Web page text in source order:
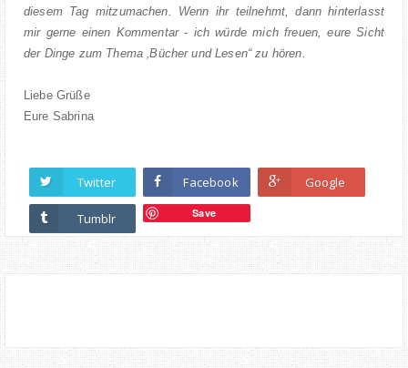
diesem Tag mitzumachen. Wenn ihr teilnehmt, dann hinterlasst
mir gerne einen Kommentar - ich würde mich freuen, eure Sicht
der Dinge zum Thema ‚Bücher und Lesen“ zu hören.
Liebe Grüße
Eure Sabrina
Twitter Facebook Google
Tumblr Save